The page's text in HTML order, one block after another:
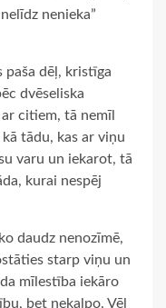
nenieka”
paša dēļ, kristīga
dvēseliska
citiem, tā nemīl
tādu, kas ar viņu
varu un iekarot, tā
kurai nespēj
daudz nenozīmē,
starp viņu un
mīlestība iekāro
bet nekalpo. Vēl